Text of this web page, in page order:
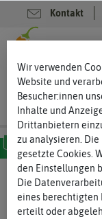
Kontakt
MILD SCHARF
Wir verwenden
Website und
Besucher:innen
Inhalte und
Drittanbietern
zu analysieren.
gesetzte Cookies.
den Einstellungen
Die
eines berechtigten
erteilt oder